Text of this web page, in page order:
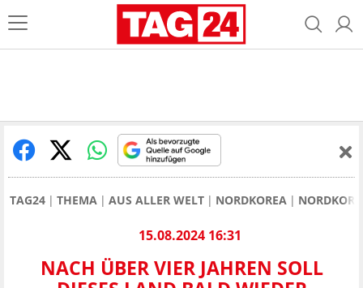
TAG24 THEMA AUS ALLER WELT NORDKOREA
15.08.2024 16:31
NACH ÜBER VIER JAHREN SOLL